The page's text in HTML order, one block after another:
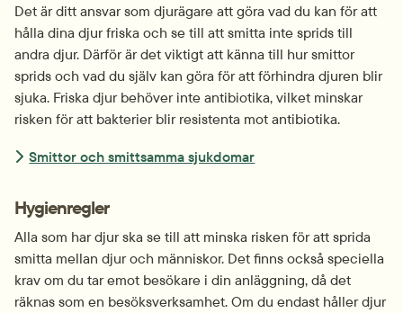
Det är ditt ansvar som djurägare att göra vad du kan för att
hålla dina djur friska och se till att smitta inte sprids till
andra djur. Därför är det viktigt att känna till hur smittor
sprids och vad du själv kan göra för att förhindra djuren blir
sjuka. Friska djur behöver inte antibiotika, vilket minskar
risken för att bakterier blir resistenta mot antibiotika.
Smittor och smittsamma sjukdomar
Hygienregler
Alla som har djur ska se till att minska risken för att sprida
smitta mellan djur och människor. Det finns också speciella
krav om du tar emot besökare i din anläggning, då det
räknas som en besöksverksamhet. Om du endast håller djur